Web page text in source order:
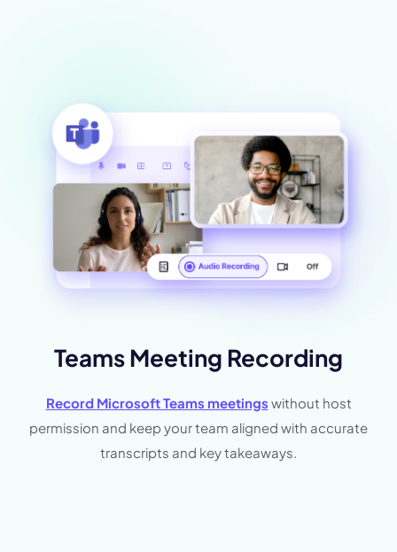
Teams Meeting Recording
Record Microsoft Teams meetings without host
permission and keep your team aligned with accurate
transcripts and key takeaways.